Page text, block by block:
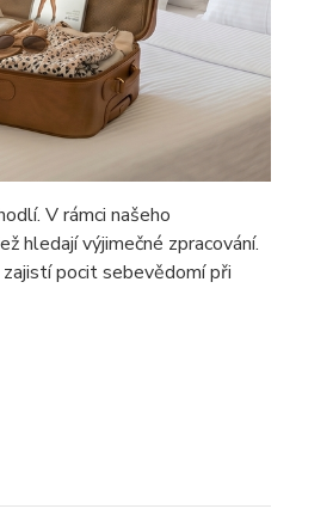
V rámci našeho
hledají výjimečné zpracování.
pocit sebevědomí při